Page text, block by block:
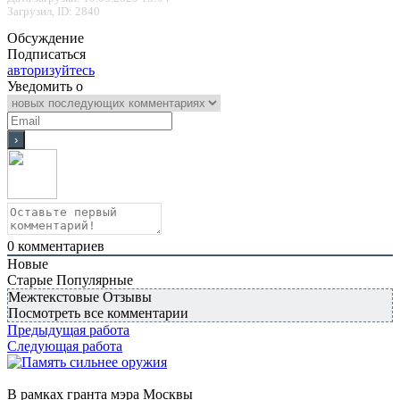
Загрузил, ID: 2840
Обсуждение
Подписаться
авторизуйтесь
Уведомить о
0 комментариев
Новые
Старые Популярные
Межтекстовые Отзывы
Посмотреть все комментарии
Предыдущая работа
Следующая работа
В рамках гранта мэра Москвы